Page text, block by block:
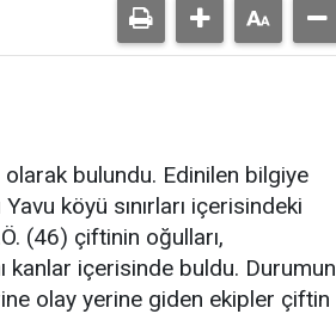
bulundu. Edinilen bilgiye
köyü sınırları içerisindeki
(46) çiftinin oğulları,
kanlar içerisinde buldu. Durumun
olay yerine giden ekipler çiftin